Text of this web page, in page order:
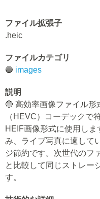
ファイル拡張子
.heic
ファイルカテゴリ
🔵 images
説明
🔵 高効率画像ファイル
（HEVC）コーデックで
HEIF画像形式に使用し
み、ライブ写真に適して
ジ節約です。次世代のフ
と比較して同じストレー
す。